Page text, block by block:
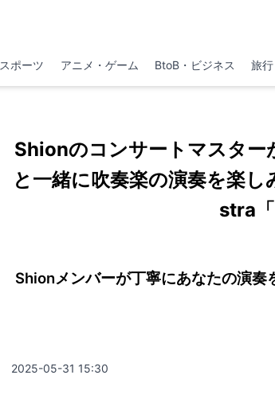
スポーツ アニメ・ゲーム BtoB・ビジネス 旅
Shionのコンサートマスター
と一緒に吹奏楽の演奏を楽
stra「
Shionメンバーが丁寧にあなたの演
2025-05-31 15:30